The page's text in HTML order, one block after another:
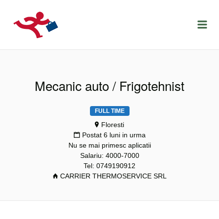
LOCURIDEMUNCACLUJ.NET
Mecanic auto / Frigotehnist
FULL TIME
Floresti
Postat 6 luni in urma
Nu se mai primesc aplicatii
Salariu: 4000-7000
Tel: 0749190912
CARRIER THERMOSERVICE SRL